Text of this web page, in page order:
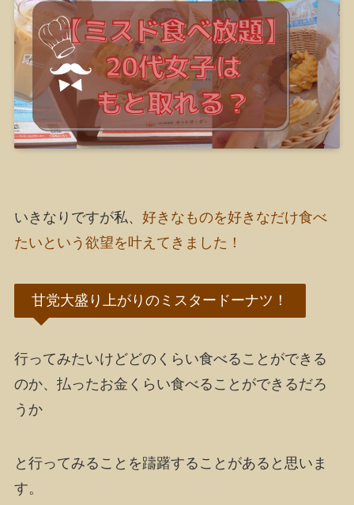
いきなりですが私、 好きなものを好きなだけ食べ
たいという欲望を叶えてきました！
甘党大盛り上がりのミスタードーナツ！
行ってみたいけどどのくらい食べることができる
のか、払ったお金くらい食べることができるだろ
うか
と行ってみることを躊躇することがあると思いま
す。